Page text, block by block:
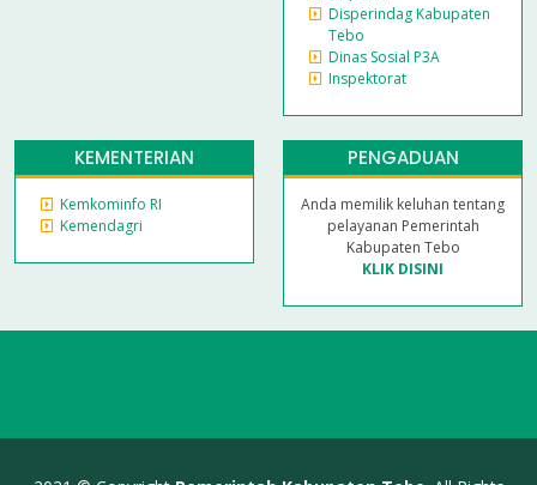
Disperindag Kabupaten
Tebo
Dinas Sosial P3A
Inspektorat
KEMENTERIAN
Kemkominfo RI
Kemendagri
PENGADUAN
Anda memilik keluhan tentang
pelayanan Pemerintah
Kabupaten Tebo
KLIK DISINI